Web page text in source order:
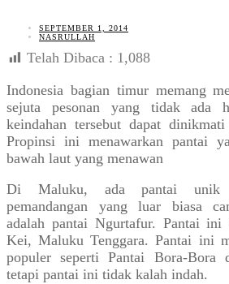
SEPTEMBER 1, 2014
NASRULLAH
Telah Dibaca : 1,088
Indonesia bagian timur memang
sejuta pesonan yang tidak ada
keindahan tersebut dapat
Propinsi ini menawarkan pantai
bawah laut yang menawan
Di Maluku, ada pantai unik
pemandangan yang luar biasa
adalah pantai Ngurtafur. Pantai ini
Kei, Maluku Tenggara. Pantai ini
populer seperti Pantai Bora-Bora
tetapi pantai ini tidak kalah indah.